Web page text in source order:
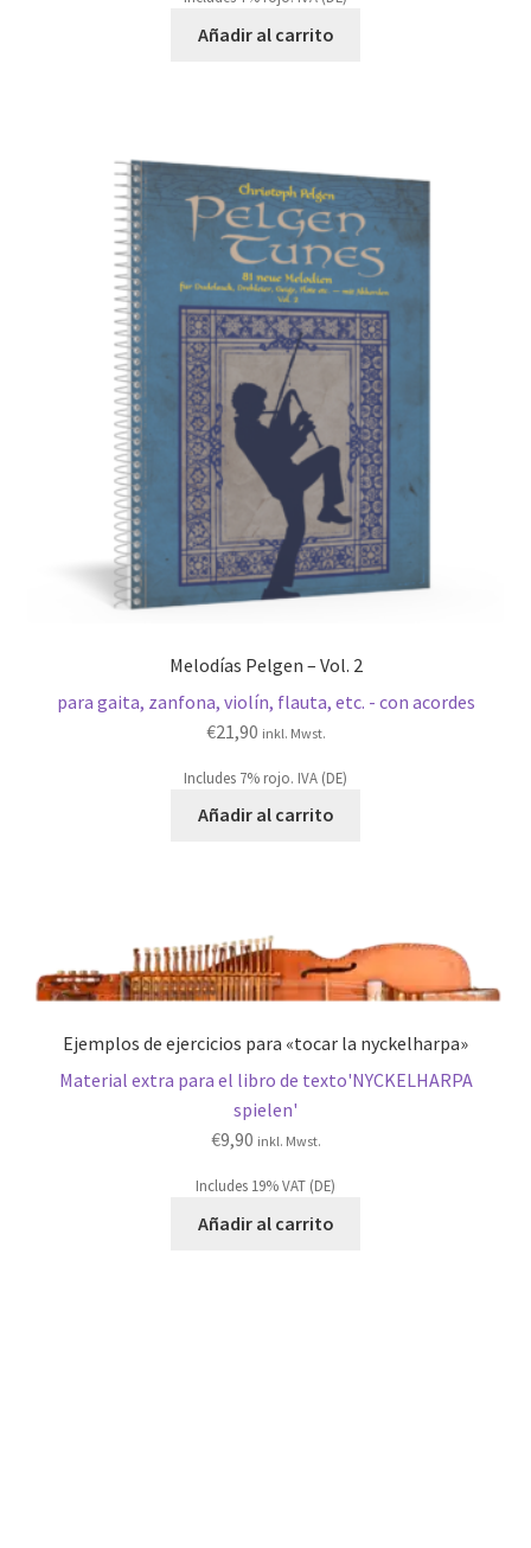
Añadir al carrito
Melodías Pelgen – Vol. 2
para gaita, zanfona, violín, flauta, etc. - con acordes
€21,90 inkl. Mwst.
Includes 7% rojo. IVA (DE)
Añadir al carrito
Ejemplos de ejercicios para «tocar la nyckelharpa»
Material extra para el libro de texto'NYCKELHARPA
spielen'
€9,90 inkl. Mwst.
Includes 19% VAT (DE)
Añadir al carrito